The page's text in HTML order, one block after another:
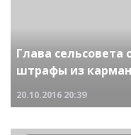
Глава сельсовета
штрафы из
20.10.2016 20:39